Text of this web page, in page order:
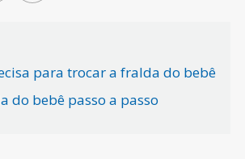
para trocar a fralda do bebê
do bebê passo a passo